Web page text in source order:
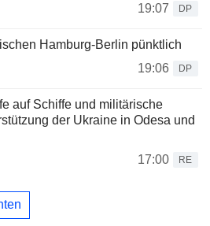
19:07
DP
Hamburg-Berlin pünktlich
19:06
DP
auf Schiffe und militärische
der Ukraine in Odesa und
17:00
RE